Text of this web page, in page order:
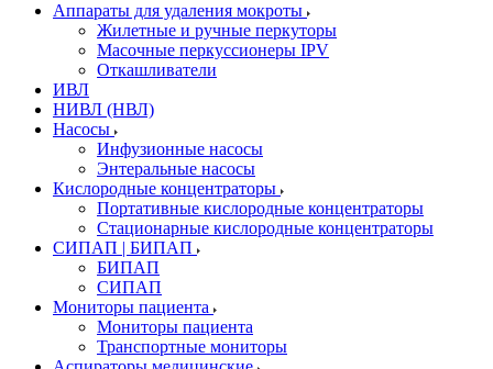
Аппараты для удаления мокроты
Жилетные и ручные перкуторы
Масочные перкуссионеры IPV
Откашливатели
ИВЛ
НИВЛ (НВЛ)
Насосы
Инфузионные насосы
Энтеральные насосы
Кислородные концентраторы
Портативные кислородные концентраторы
Стационарные кислородные концентраторы
СИПАП | БИПАП
БИПАП
СИПАП
Мониторы пациента
Мониторы пациента
Транспортные мониторы